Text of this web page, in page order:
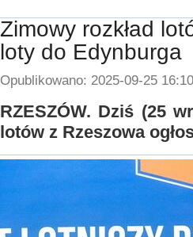
Zimowy rozkład
loty do Edynburga
Opublikowano: 2025-09-25
RZESZÓW. Dziś (25
lotów z Rzeszowa